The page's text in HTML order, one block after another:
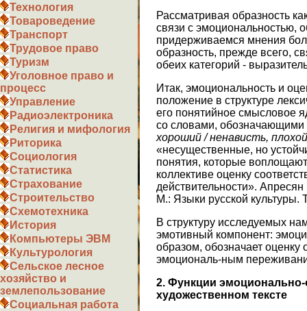
Технология
Товароведение
Транспорт
Трудовое право
Туризм
Уголовное право и
процесс
Управление
Радиоэлектроника
Религия и мифология
Риторика
Социология
Статистика
Страхование
Строительство
Схемотехника
История
Компьютеры ЭВМ
Культурология
Сельское лесное
хозяйство и
землепользование
Социальная работа
Рассматривая образность
связи с эмоциональностью,
придерживаемся мнения
образность, прежде всего,
обеих категорий -
Итак, эмоциональность и
положение в структуре
его понятийное смысловое
со словами,
хороший / ненависть,
«несущественные, но
понятия, которые
коллективе оценку
действительности».
М.: Языки русской культуры.
В структуру исследуемых
эмотивный компонент:
образом, обозначает
эмоциональ-ным
2. Функции эмоционально-
художественном тексте